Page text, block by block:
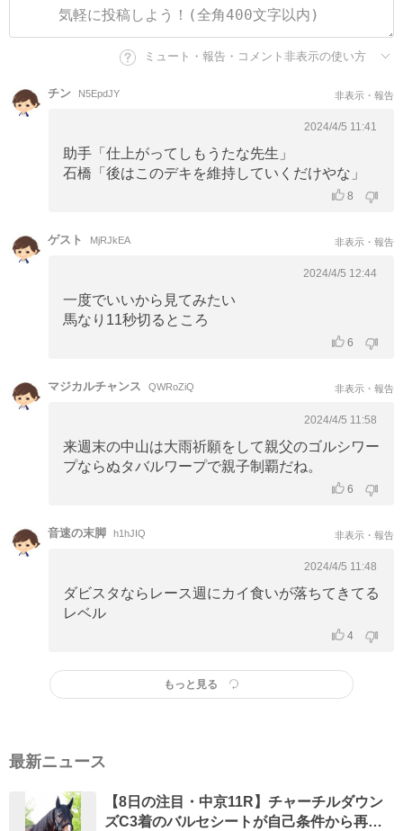
ミュート・報告・コメント非表示の使い方
チン N5EpdJY 非表示・報告
2024/4/5 11:41
助手「仕上がってしもうたな先生」
石橋「後はこのデキを維持していくだけやな」
8
ゲスト MjRJkEA 非表示・報告
2024/4/5 12:44
一度でいいから見てみたい
馬なり11秒切るところ
6
マジカルチャンス QWRoZiQ 非表示・報告
2024/4/5 11:58
来週末の中山は大雨祈願をして親父のゴルシワー
プならぬタバルワープで親子制覇だね。
6
音速の末脚 h1hJIQ 非表示・報告
2024/4/5 11:48
ダビスタならレース週にカイ食いが落ちてきてる
レベル
4
もっと見る
最新ニュース
【8日の注目・中京11R】チャーチルダウン
ズC3着のバルセシートが自己条件から再始